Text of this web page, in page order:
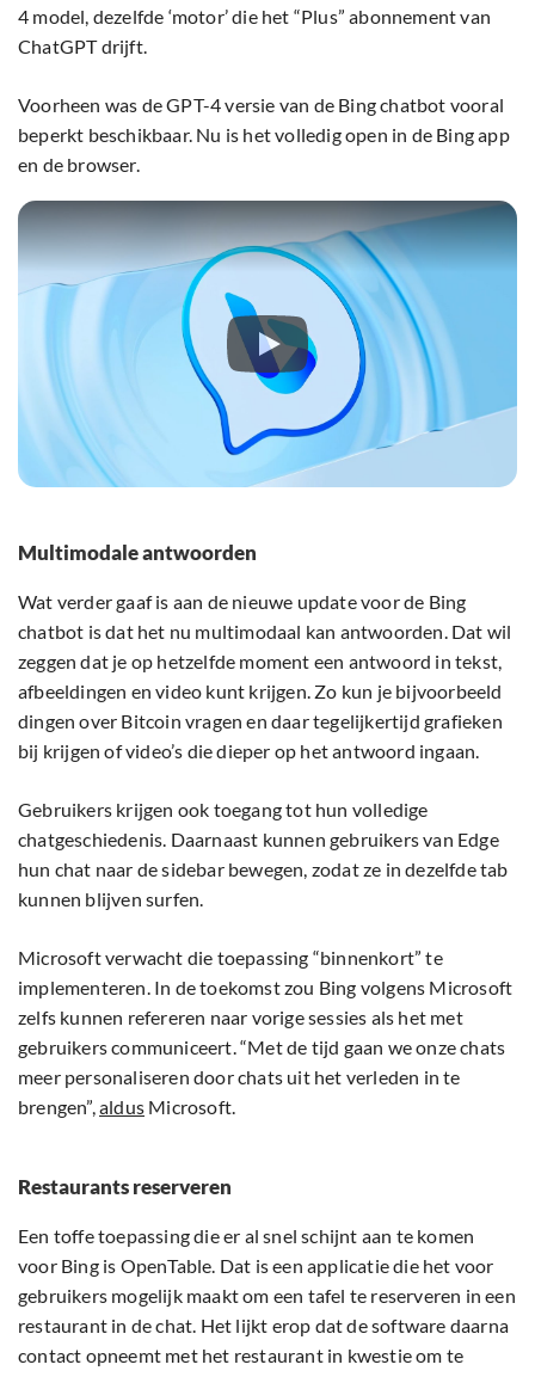
4 model, dezelfde ‘motor’ die het “Plus” abonnement van
ChatGPT drijft.
Voorheen was de GPT-4 versie van de Bing chatbot vooral
beperkt beschikbaar. Nu is het volledig open in de Bing app
en de browser.
Multimodale antwoorden
Wat verder gaaf is aan de nieuwe update voor de Bing
chatbot is dat het nu multimodaal kan antwoorden. Dat wil
zeggen dat je op hetzelfde moment een antwoord in tekst,
afbeeldingen en video kunt krijgen. Zo kun je bijvoorbeeld
dingen over Bitcoin vragen en daar tegelijkertijd grafieken
bij krijgen of video’s die dieper op het antwoord ingaan.
Gebruikers krijgen ook toegang tot hun volledige
chatgeschiedenis. Daarnaast kunnen gebruikers van Edge
hun chat naar de sidebar bewegen, zodat ze in dezelfde tab
kunnen blijven surfen.
Microsoft verwacht die toepassing “binnenkort” te
implementeren. In de toekomst zou Bing volgens Microsoft
zelfs kunnen refereren naar vorige sessies als het met
gebruikers communiceert. “Met de tijd gaan we onze chats
meer personaliseren door chats uit het verleden in te
brengen”,aldus Microsoft.
Restaurants reserveren
Een toffe toepassing die er al snel schijnt aan te komen
voor Bing is OpenTable. Dat is een applicatie die het voor
gebruikers mogelijk maakt om een tafel te reserveren in een
restaurant in de chat. Het lijkt erop dat de software daarna
contact opneemt met het restaurant in kwestie om te